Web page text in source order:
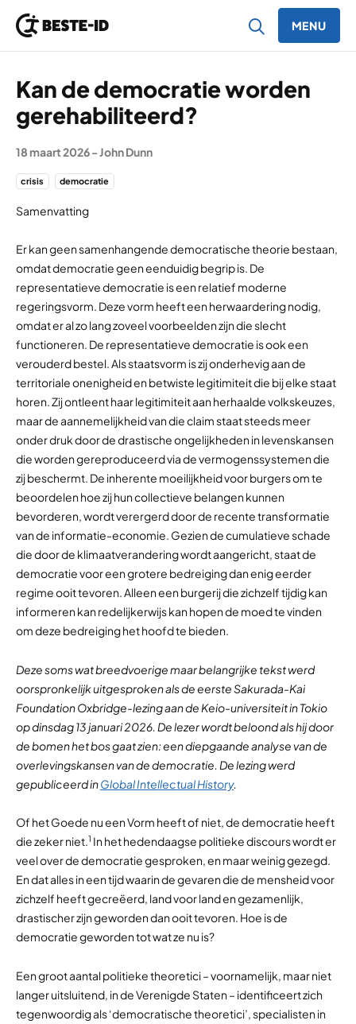
MENU
Kan de democratie worden
gerehabiliteerd?
18 maart 2026-John Dunn
crisis democratie
Samenvatting
Er kan geen samenhangende democratische theorie bestaan,
omdat democratie geen eenduidig begrip is. De
representatieve democratie is een relatief moderne
regeringsvorm. Deze vorm heeft een herwaardering nodig,
omdat er al zo lang zoveel voorbeelden zijn die slecht
functioneren. De representatieve democratie is ook een
verouderd bestel. Als staatsvorm is zij onderhevig aan de
territoriale onenigheid en betwiste legitimiteit die bij elke staat
horen. Zij ontleent haar legitimiteit aan herhaalde volkskeuzes,
maar de aannemelijkheid van die claim staat steeds meer
onder druk door de drastische ongelijkheden in levenskansen
die worden gereproduceerd via de vermogenssystemen die
zij beschermt. De inherente moeilijkheid voor burgers om te
beoordelen hoe zij hun collectieve belangen kunnen
bevorderen, wordt verergerd door de recente transformatie
van de informatie-economie. Gezien de cumulatieve schade
die door de klimaatverandering wordt aangericht, staat de
democratie voor een grotere bedreiging dan enig eerder
regime ooit tevoren. Alleen een burgerij die zichzelf tijdig kan
informeren kan redelijkerwijs kan hopen de moed te vinden
om deze bedreiging het hoofd te bieden.
Deze soms wat breedvoerige maar belangrijke tekst werd
oorspronkelijk uitgesproken als de eerste Sakurada-Kai
Foundation Oxbridge-lezing aan de Keio-universiteit in Tokio
op dinsdag 13 januari 2026. De lezer wordt beloond als hij door
de bomen het bos gaat zien: een diepgaande analyse van de
overlevingskansen van de democratie. De lezing werd
gepubliceerd inGlobal Intellectual History.
Of het Goede nu een Vorm heeft of niet, de democratie heeft
die zeker niet.1 In het hedendaagse politieke discours wordt er
veel over de democratie gesproken, en maar weinig gezegd.
En dat alles in een tijd waarin de gevaren die de mensheid voor
zichzelf heeft gecreëerd, land voor land en gezamenlijk,
drastischer zijn geworden dan ooit tevoren. Hoe is de
democratie geworden tot wat ze nu is?
Een groot aantal politieke theoretici – voornamelijk, maar niet
langer uitsluitend, in de Verenigde Staten – identificeert zich
tegenwoordig als ‘democratische theoretici’, specialisten in